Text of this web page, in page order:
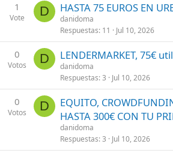
1
Vote D HASTA 75 EUROS EN
danidoma
Respuestas 11 Jul 10, 2026
0
Votos D LENDERMARKET, 75€
danidoma
Respuestas 3 Jul 10, 2026
0
Votos D
EQUITO,
HASTA 300€ CON TU
danidoma
Respuestas 3 Jul 10, 2026